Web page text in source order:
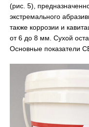
(рис. 5),
экстремального
также коррозии и
от 6 до 8 мм. Сухой
Основные показатели